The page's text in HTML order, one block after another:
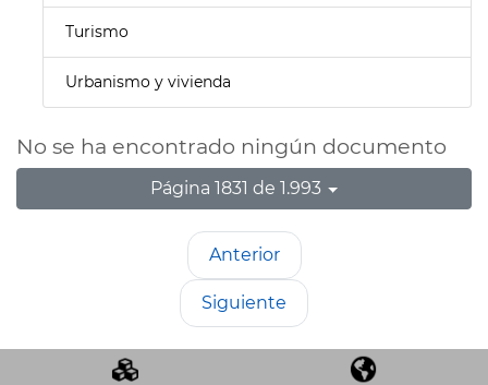
Turismo
Urbanismo y vivienda
No se ha encontrado ningún documento
Página 1831 de 1.993
Anterior
Siguiente